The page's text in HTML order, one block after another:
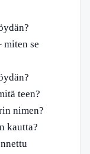
se
teen?
nimen?
kautta?